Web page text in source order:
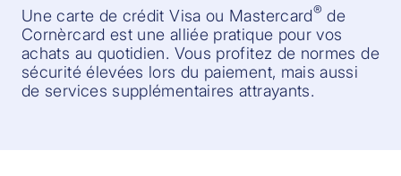
Une carte de crédit Visa ou Mastercard® de
Cornèrcard est une alliée pratique pour vos
achats au quotidien. Vous profitez de normes de
sécurité élevées lors du paiement, mais aussi
de services supplémentaires attrayants.